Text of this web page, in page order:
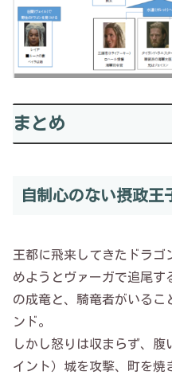
まとめ
自制心のない摂政王
王都に飛来してきたドラゴ
めようとヴァーガで追尾す
の成竜と、騎竜者がいるこ
ンド。
しかし怒りは収まらず、
イント）城を攻撃、町を焼